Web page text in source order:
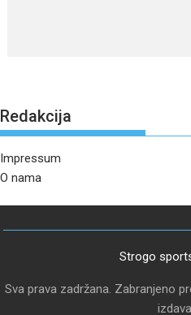
Redakcija
Impressum
O nama
Strogo
Sva prava zadržana. Zabranjeno